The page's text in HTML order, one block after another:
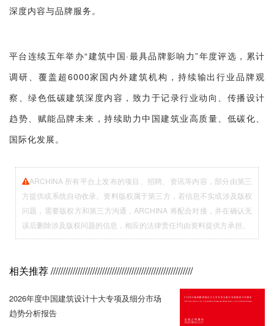
深度内容与品牌服务。
平台连续五年举办“建筑中国·最具品牌影响力”年度评选，累计
调研、覆盖超6000家国内外建筑机构，持续输出行业品牌观
察、绿色低碳建筑深度内容，致力于记录行业动向、传播设计
趋势、赋能品牌未来，持续助力中国建筑业高质量、低碳化、
国际化发展。
ARCHINA 所有平台上发布的项目、招聘、资讯等内容，部分由第三
方提供或系统自动收录。资料版权属于第三方，若信息不实或涉及版权
问题，需要版权方和第三方沟通，ARCHINA 将配合对接，并在确认无
误后删除涉及版权问题的信息，相应的法律责任均由资料提供方承担。
相关推荐//////////////////////////////////////////////////////////
2026年度中国建筑设计十大专项及细分市场
趋势分析报告